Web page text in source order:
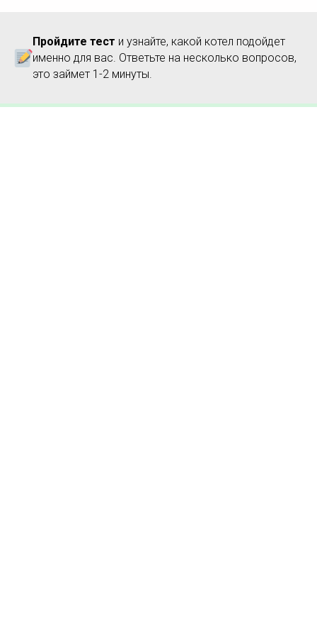
Пройдите тест и узнайте, какой котел подойдет
именно для вас. Ответьте на несколько вопросов,
это займет 1-2 минуты.